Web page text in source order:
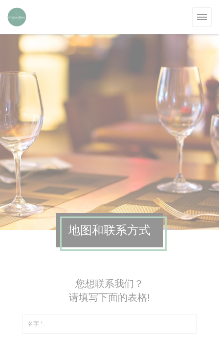
地图和联系方式
您想联系我们？
请填写下面的表格!